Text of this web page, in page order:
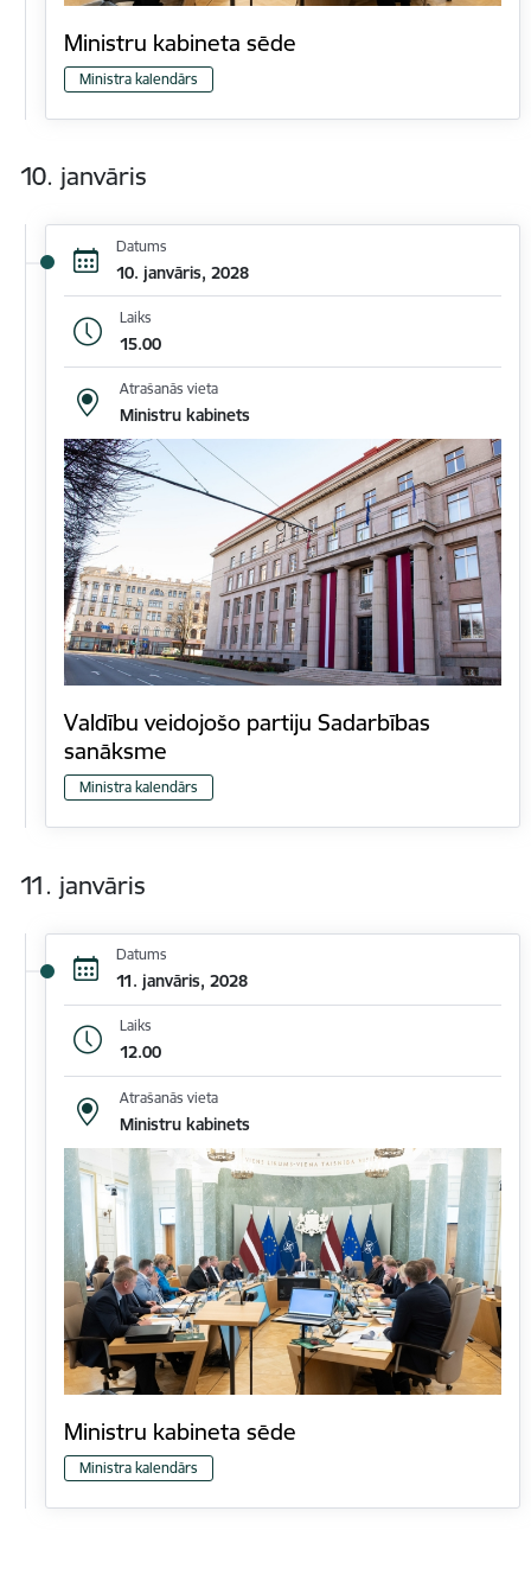
Ministru kabineta sēde
Ministra kalendārs
10. janvāris
Datums
10. janvāris, 2028
Laiks
15.00
Atrašanās vieta
Ministru kabinets
Valdību veidojošo partiju Sadarbības
sanāksme
Ministra kalendārs
11. janvāris
Datums
11. janvāris, 2028
Laiks
12.00
Atrašanās vieta
Ministru kabinets
Ministru kabineta sēde
Ministra kalendārs